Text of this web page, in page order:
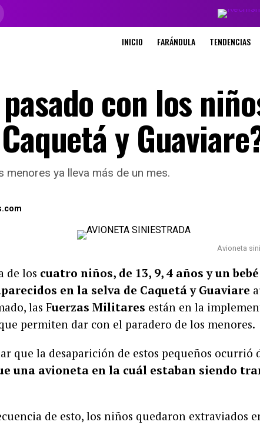
INICIO FARÁNDULA TENDENCIAS
con los
y
menores ya lleva más de un mes.
Avioneta
de los cuatro niños, de 13, 9, 4 años y un
en la selva de Caquetá y Guaviare
las Fuerzas Militares están en la
permiten dar con el paradero de los menores.
que la desaparición de estos pequeños ocurrió
una avioneta en la cuál estaban siendo
de esto, los niños quedaron extraviados